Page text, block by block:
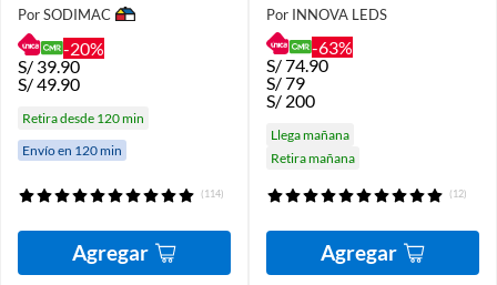
Por SODIMAC
-20%
S/ 39.90
S/49.90
Retira desde 120 min
Envío en 120 min
(114)
Agregar
Por INNOVA LEDS
-63%
S/74.90
S/79
S/ 200
Llega mañana
Retira mañana
(12)
Agregar